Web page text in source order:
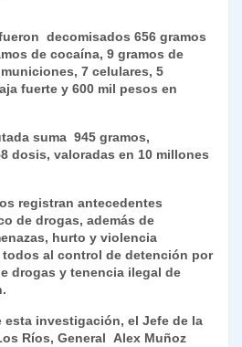
decomisados 656 gramos
de cocaína, 9 gramos de
7 celulares, 5
fuerte y 600 mil pesos en
suma 945 gramos,
dosis, valoradas en 10 millones
registran antecedentes
de drogas, además de
hurto y violencia
al control de detención por
drogas y tenencia ilegal de
investigación, el Jefe de la
Ríos, General Alex Muñoz